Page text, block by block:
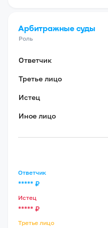
Арбитражные суды
Роль
Ответчик
Третье лицо
Истец
Иное лицо
Ответчик
***** ₽
Истец
***** ₽
Третье лицо